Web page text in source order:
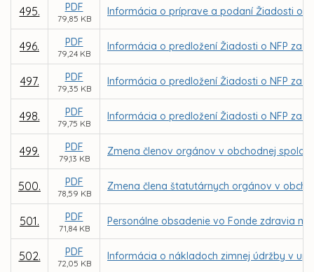
495. PDF
79,85 KB
Informácia o príprave a podaní Žiadosti o
496. PDF
79,24 KB
Informácia o predložení Žiadosti o NFP za
497. PDF
79,35 KB
Informácia o predložení Žiadosti o NFP za
498. PDF
79,75 KB
Informácia o predložení Žiadosti o NFP za
499. PDF
79,13 KB
Zmena členov orgánov v obchodnej
500. PDF
78,59 KB
Zmena člena štatutárnych orgánov v
501. PDF
71,84 KB
Personálne obsadenie vo Fonde zdravia
502. PDF
72,05 KB
Informácia o nákladoch zimnej údržby v